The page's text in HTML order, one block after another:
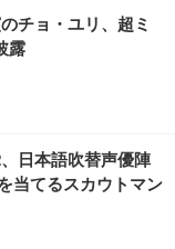
スクトップ タワー
i7-10700 - RTX 406
- Windows
Plus 7010 デスク
メモリ32GB SSD51
DisplayPort/HDMI U
Wi-Fi7 11BE 2882
パッケージ WRC-W
2401+573Mbps WS
】外付けHDD 3.5
音 PC/Win/Mac/テ
ップ適用 (1)容量:50
証】外付けHDD 3.5
音 PC/Win/Mac/テ
ップ適用 (3)容量:2T
チョ・ユリ、超ミ
露
日本語吹替声優陣
当てるスカウトマン